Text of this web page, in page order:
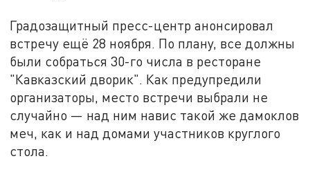
Градозащитный пресс-центр анонсировал
встречу ещё 28 ноября. По плану, все должны
были собраться 30-го числа в ресторане
"Кавказский дворик". Как предупредили
организаторы, место встречи выбрали не
случайно — над ним навис такой же дамоклов
меч, как и над домами участников круглого
стола.